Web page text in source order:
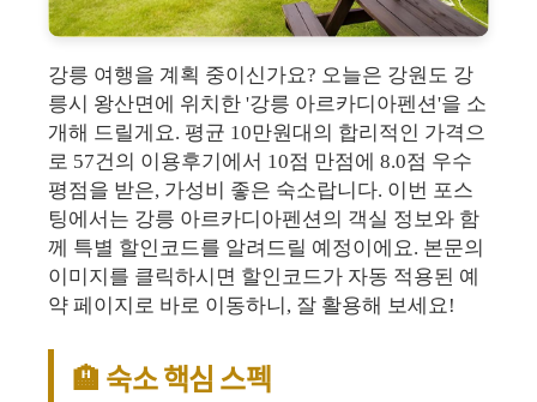
강릉 여행을 계획 중이신가요? 오늘은 강원도 강
릉시 왕산면에 위치한 '강릉 아르카디아펜션'을 소
개해 드릴게요. 평균 10만원대의 합리적인 가격으
로 57건의 이용후기에서 10점 만점에 8.0점 우수
평점을 받은, 가성비 좋은 숙소랍니다. 이번 포스
팅에서는 강릉 아르카디아펜션의 객실 정보와 함
께 특별 할인코드를 알려드릴 예정이에요. 본문의
이미지를 클릭하시면 할인코드가 자동 적용된 예
약 페이지로 바로 이동하니, 잘 활용해 보세요!
🏨 숙소 핵심 스펙